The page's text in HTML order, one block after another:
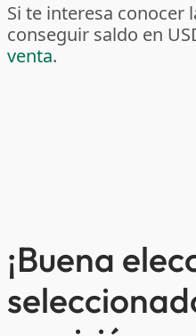
Si te interesa conocer
conseguir saldo en
venta.
¡Buena